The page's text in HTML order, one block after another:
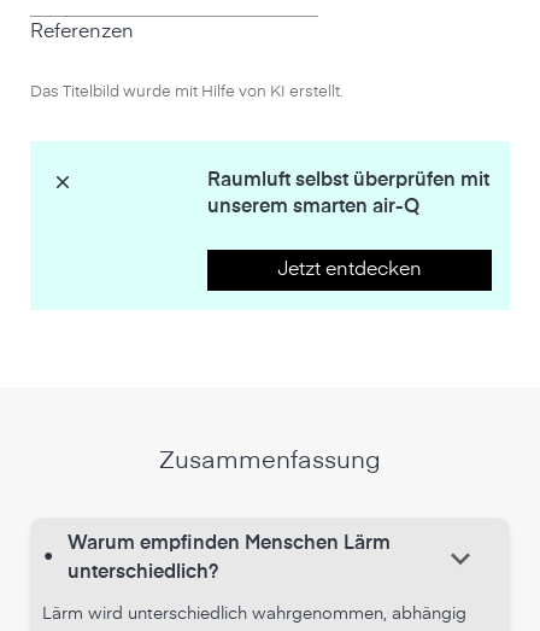
Referenzen
Das Titelbild wurde mit Hilfe von KI erstellt.
Raumluft selbst überprüfen mit
unserem smarten air-Q
Jetzt entdecken
Zusammenfassung
•
Warum empfinden Menschen Lärm
unterschiedlich?
keyboard_arrow_down
Lärm wird unterschiedlich wahrgenommen, abhängig